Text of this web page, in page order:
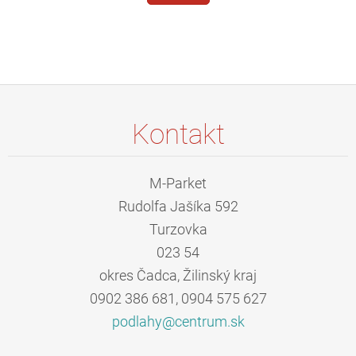
Kontakt
M-Parket
Rudolfa Jašíka 592
Turzovka
023 54
okres Čadca, Žilinský kraj
0902 386 681, 0904 575 627
podlahy@centrum.sk